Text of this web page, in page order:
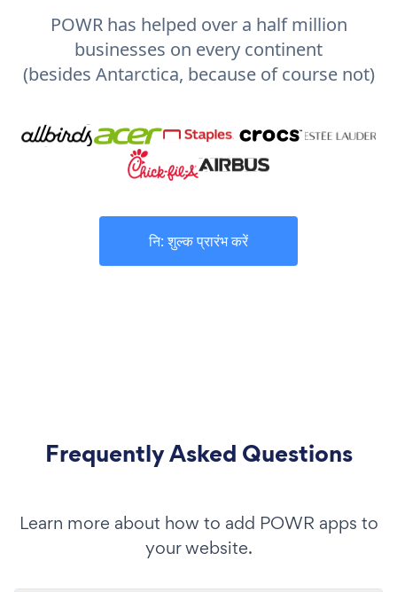
POWR has helped over a half million
businesses on every continent
(besides Antarctica, because of course not)
नि: शुल्क प्रारंभ करें
Frequently Asked Questions
Learn more about how to add POWR apps to
your website.